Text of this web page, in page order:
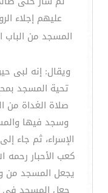
عليهم إجلاء
المسجد من
ويقال: إنه لبى
تحية المسجد
صلاة الغداة من
وسجد فيها
الإسراء، ثم جاء
كعب الأحبار رحمه
يجعل المسجد من